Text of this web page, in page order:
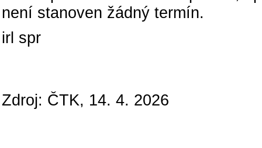
není stanoven žádný termín.
irl spr
Zdroj: ČTK, 14. 4. 2026